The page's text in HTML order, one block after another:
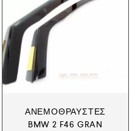
ΑΝΕΜΟΘΡΑΎΣΤΕΣ
BMW 2 F46 GRAN